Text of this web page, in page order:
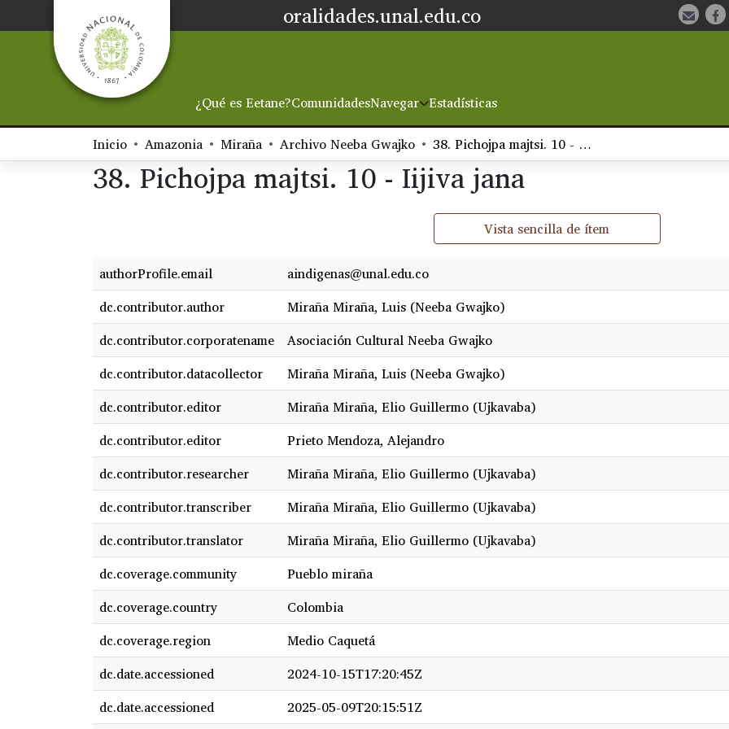
oralidades.unal.edu.co
¿Qué es Eetane?ComunidadesNavegar Estadísticas
Inicio
Amazonia Miraña Archivo Neeba Gwajko 38. Pichojpa majtsi. 10 - Iijiva jana
38. Pichojpa majtsi. 10 - Iijiva jana
Vista sencilla de ítem
authorProfile.email aindigenas@unal.edu.co
dc.contributor.author
Miraña Miraña, Luis (Neeba Gwajko)
dc.contributor.corporatename
Asociación Cultural Neeba Gwajko
dc.contributor.datacollector
Miraña Miraña, Luis (Neeba Gwajko)
dc.contributor.editor
Miraña Miraña, Elio Guillermo (Ujkavaba)
dc.contributor.editor
Prieto Mendoza, Alejandro
dc.contributor.researcher
Miraña Miraña, Elio Guillermo (Ujkavaba)
dc.contributor.transcriber
Miraña Miraña, Elio Guillermo (Ujkavaba)
dc.contributor.translator
Miraña Miraña, Elio Guillermo (Ujkavaba)
dc.coverage.community
Pueblo miraña
dc.coverage.country
Colombia
dc.coverage.region
Medio Caquetá
dc.date.accessioned
2024-10-15T17:20:45Z
dc.date.accessioned
2025-05-09T20:15:51Z